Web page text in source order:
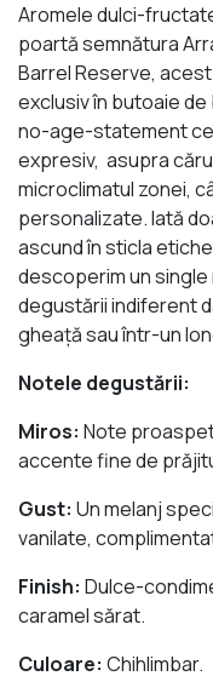
Aromele dulci-
poartă semnătura
Barrel Reserve,
exclusiv în butoaie
no-age-statement
expresiv, asupra
microclimatul zonei,
personalizate. Iată
ascund în sticla
descoperim un
degustării indiferent
gheaţă sau într-un
Notele degustării:
Miros: Note
accente fine de
Gust: Un melanj
vanilate,
Finish: Dulce-
caramel sărat.
Culoare: Chihlimbar.